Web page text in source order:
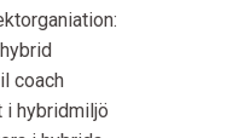
coach
i hybridmiljö